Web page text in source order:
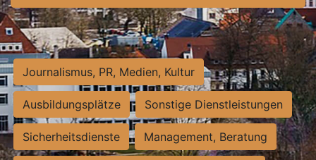
Journalismus, PR, Medien, Kultur
Ausbildungsplätze Sonstige Dienstleistungen
Sicherheitsdienste Management, Beratung